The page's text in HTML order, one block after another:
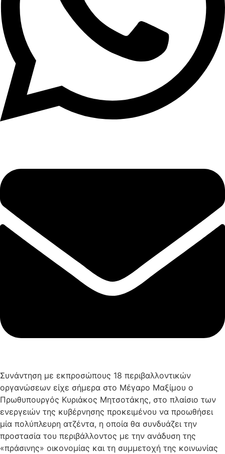
Συνάντηση με εκπροσώπους 18 περιβαλλοντικών
οργανώσεων είχε σήμερα στο Μέγαρο Μαξίμου ο
Πρωθυπουργός Κυριάκος Μητσοτάκης, στο πλαίσιο των
ενεργειών της κυβέρνησης προκειμένου να προωθήσει
μία πολύπλευρη ατζέντα, η οποία θα συνδυάζει την
προστασία του περιβάλλοντος με την ανάδυση της
«πράσινης» οικονομίας και τη συμμετοχή της κοινωνίας